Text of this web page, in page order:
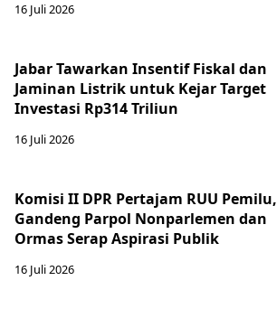
16 Juli 2026
Jabar Tawarkan Insentif Fiskal dan
Jaminan Listrik untuk Kejar Target
Investasi Rp314 Triliun
16 Juli 2026
Komisi II DPR Pertajam RUU Pemilu,
Gandeng Parpol Nonparlemen dan
Ormas Serap Aspirasi Publik
16 Juli 2026